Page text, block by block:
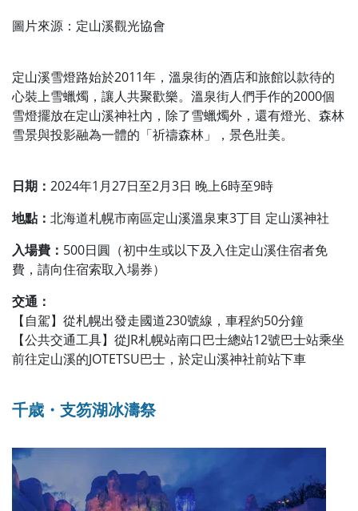
圖片來源：定山溪觀光協會
定山溪雪燈路始於2011年，溫泉街的酒店和旅館以款待的
心裝上雪蠟燭，讓人共聚歡樂。溫泉街人們手作的2000個
雪燈擺放在定山溪神社內，除了雪蠟燭外，還有燈光、森林
雪景與投影融為一體的「祈禱森林」，景色壯美。
日期： 2024年1月27日至2月3日 晚上6時至9時
地點： 北海道札幌市南區定山溪溫泉東3丁目 定山溪神社
入場費： 500日圓（初中生或以下及入住定山溪住宿者免
費，請向住宿索取入場券）
交通：
【自駕】從札幌出發走國道230號線，車程約50分鐘
【公共交通工具】從JR札幌站南口巴士總站12號巴士站乘坐
前往定山溪的JOTETSU巴士，於定山溪神社前站下車
千歳・支笏湖冰濤祭